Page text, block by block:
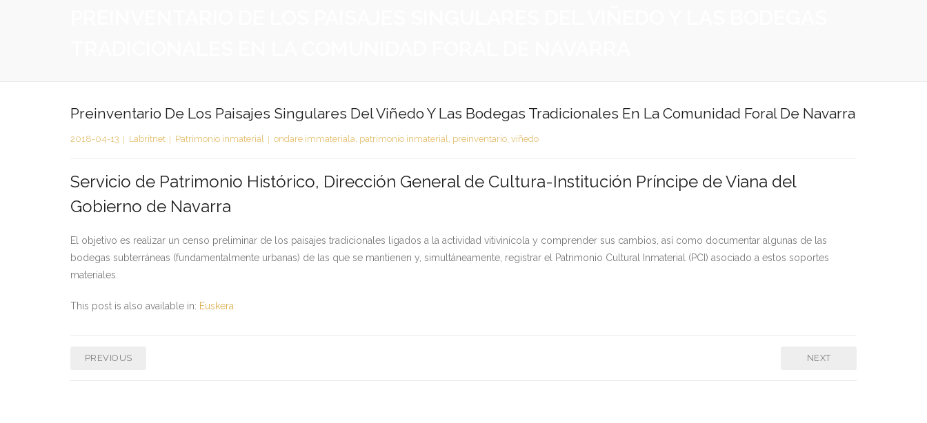
Preinventario De Los Paisajes Singulares Del Viñedo Y Las Bodegas Tradicionales En La Comunidad Foral De Navarra
2018-04-13 Labritnet Patrimonio inmaterial ondare immateriala, patrimonio inmaterial, preinventario, viñedo
Servicio de Patrimonio Histórico, Dirección General de Cultura-Institución Príncipe de Viana del
Gobierno de Navarra
El objetivo es realizar un censo preliminar de los paisajes tradicionales ligados a la actividad vitivinícola y comprender sus cambios, así como documentar algunas de las
bodegas subterráneas (fundamentalmente urbanas) de las que se mantienen y, simultáneamente, registrar el Patrimonio Cultural Inmaterial (PCI) asociado a estos soportes
materiales.
This post is also available in: Euskera
PREVIOUS NEXT